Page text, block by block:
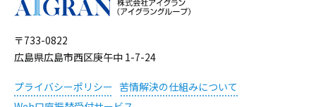
〒733-0822
広島県広島市西区庚午中 1-7-24
プライバシーポリシー 苦情解決の仕組みについて